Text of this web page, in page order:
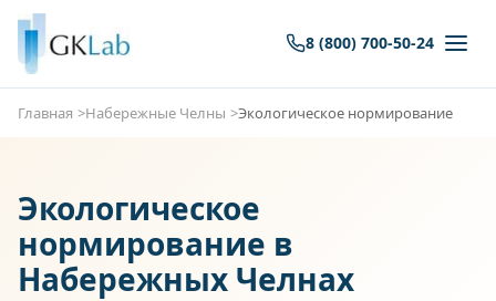
8 (800) 700-50-24
Главная Набережные Челны Экологическое нормирование
Экологическое
нормирование в
Набережных Челнах